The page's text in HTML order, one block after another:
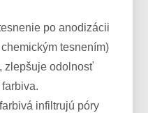
po anodizácii
tesnením)
zlepšuje odolnosť
farbivá infiltrujú póry